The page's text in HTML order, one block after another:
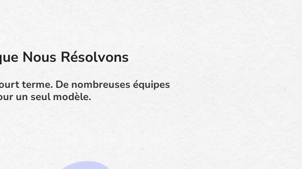
Nous Résolvons
terme. De nombreuses équipes
un seul modèle.